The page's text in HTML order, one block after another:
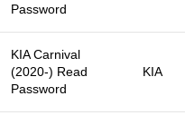
Password
KIA Carnival
(2020-) Read
Password
KIA